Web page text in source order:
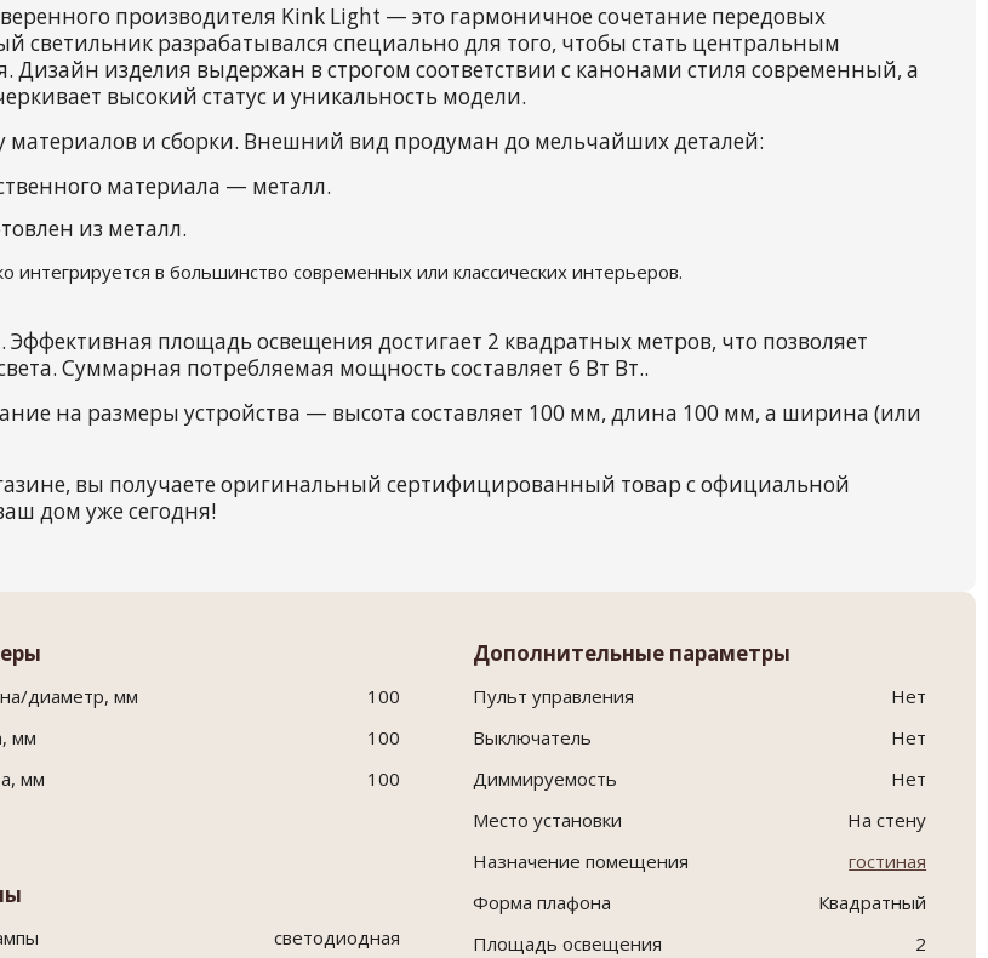
производителя Kink Light — это гармоничное сочетание передовых
светильник разрабатывался специально для того, чтобы стать центральным
изделия выдержан в строгом соответствии с канонами стиля современный, а
высокий статус и уникальность модели.
материалов и сборки. Внешний вид продуман до мельчайших деталей:
материала — металл.
из металл.
интегрируется в большинство современных или классических интерьеров.
площадь освещения достигает 2 квадратных метров, что позволяет
Суммарная потребляемая мощность составляет 6 Вт Вт..
на размеры устройства — высота составляет 100 мм, длина 100 мм, а ширина (или
вы получаете оригинальный сертифицированный товар с официальной
дом уже сегодня!
диаметр, мм
100
мм
100
мм
100
светодиодная
Дополнительные параметры
Пульт управления
Нет
Выключатель
Нет
Диммируемость
Нет
Место установки
На стену
Назначение помещения
гостиная
Форма плафона
Квадратный
Площадь освещения
2